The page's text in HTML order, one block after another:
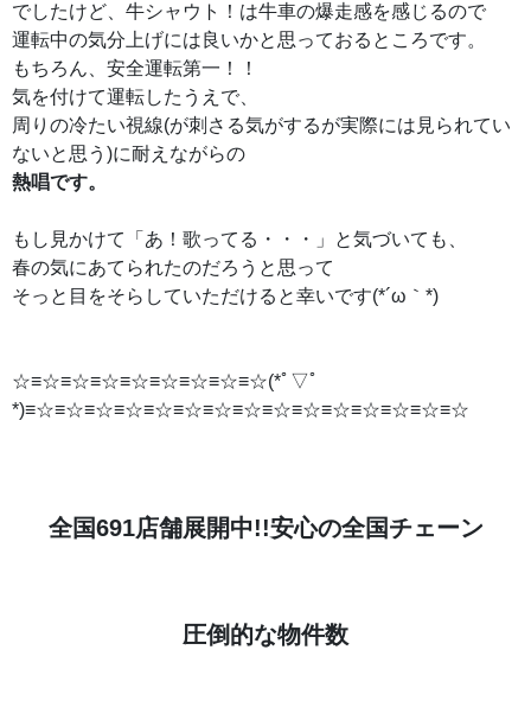
でしたけど、牛シャウト！は牛車の爆走感を感じるので
運転中の気分上げには良いかと思っておるところです。
もちろん、安全運転第一！！
気を付けて運転したうえで、
周りの冷たい視線(が刺さる気がするが実際には見られてい
ないと思う)に耐えながらの
熱唱です。
もし見かけて「あ！歌ってる・・・」と気づいても、
春の気にあてられたのだろうと思って
そっと目をそらしていただけると幸いです(*´ω｀*)
☆≡☆≡☆≡☆≡☆≡☆≡☆≡☆≡☆(*ﾟ▽ﾟ
*)≡☆≡☆≡☆≡☆≡☆≡☆≡☆≡☆≡☆≡☆≡☆≡☆≡☆≡☆≡☆
全国691店舗展開中!!安心の全国チェーン
圧倒的な物件数